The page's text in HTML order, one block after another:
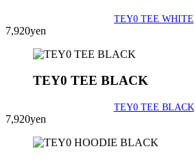
TEY0 TEE WHITE
7,920yen
TEY0 TEE BLACK
TEY0 TEE BLACK
7,920yen